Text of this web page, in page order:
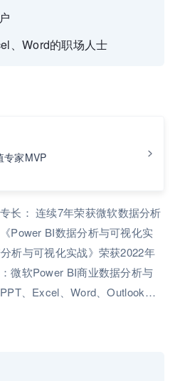
、Word的职场人士
专家MVP
软数据分析
Power BI数据分析与可视化实
析与可视化实战》荣获2022年
微软Power BI商业数据分析与
、Excel、Word、Outlook、V
Photoshop、Illustrator、InDesi
MCT（微软培训认证讲师） 深